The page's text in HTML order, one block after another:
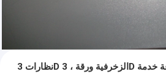
نظارات 3D الزخرفية ورقة ، 3D نظارات 4 ألوان الطباعة خدمة